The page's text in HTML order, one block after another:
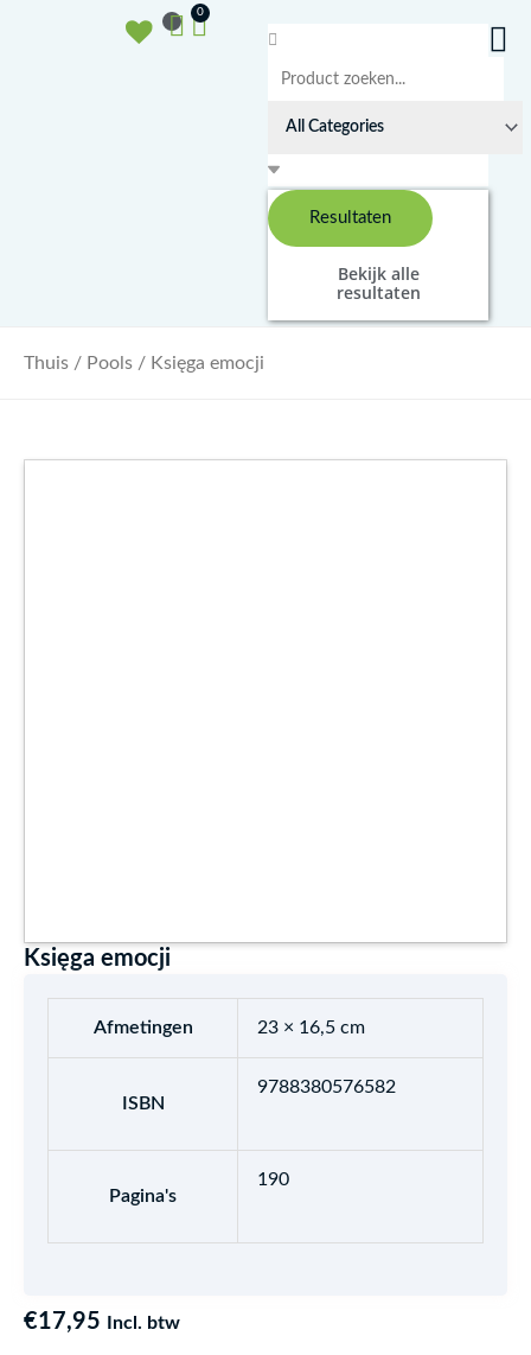
Search
Resultaten
Bekijk alle
resultaten
0
Winkelwagen
Thuis / Pools / Księga emocji
Księga emocji
Afmetingen 23 × 16,5 cm
ISBN
9788380576582
Pagina's
190
€17,95 Incl. btw